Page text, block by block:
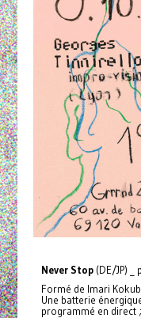
Never Stop(DE/JP) _
Formé de Imari
Une batterie
programmé en direct